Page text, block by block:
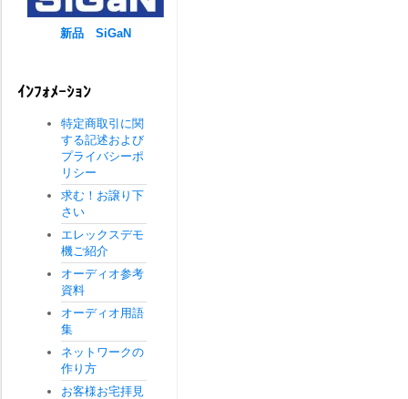
新品 SiGaN
ｲﾝﾌｫﾒｰｼｮﾝ
特定商取引に関
する記述および
プライバシーポ
リシー
求む！お譲り下
さい
エレックスデモ
機ご紹介
オーディオ参考
資料
オーディオ用語
集
ネットワークの
作り方
お客様お宅拝見